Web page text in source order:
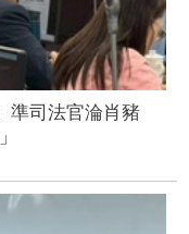
準司法官淪肖豬